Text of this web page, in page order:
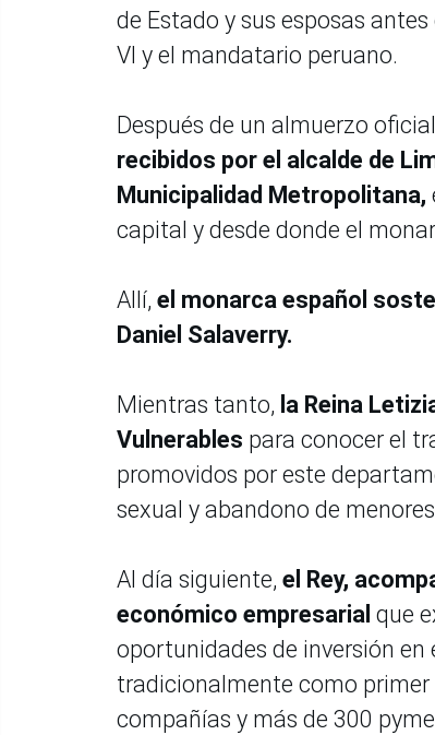
de Estado y sus esposas
VI y el mandatario peruano.
Después de un almuerzo
recibidos por el alcalde de
Municipalidad Metropolitana,
capital y desde donde el
Allí, el monarca español
Daniel Salaverry.
Mientras tanto, la Reina
Vulnerables para conocer el
promovidos por este
sexual y abandono de
Al día siguiente, el Rey,
económico empresarial que
oportunidades de inversión en
tradicionalmente como
compañías y más de 300